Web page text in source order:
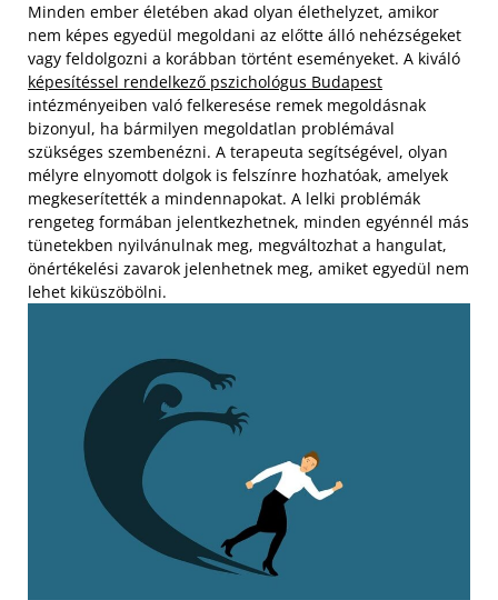
Minden ember életében akad olyan élethelyzet, amikor
nem képes egyedül megoldani az előtte álló nehézségeket
vagy feldolgozni a korábban történt eseményeket. A kiváló
képesítéssel rendelkező pszichológus Budapest
intézményeiben való felkeresése remek megoldásnak
bizonyul, ha bármilyen megoldatlan problémával
szükséges szembenézni. A terapeuta segítségével, olyan
mélyre elnyomott dolgok is felszínre hozhatóak, amelyek
megkeserítették a mindennapokat. A lelki problémák
rengeteg formában jelentkezhetnek, minden egyénnél más
tünetekben nyilvánulnak meg, megváltozhat a hangulat,
önértékelési zavarok jelenhetnek meg, amiket egyedül nem
lehet kiküszöbölni.